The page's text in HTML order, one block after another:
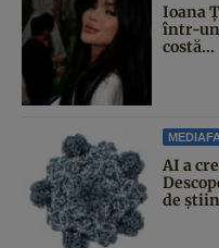
Ioana
într-un
costă...
AI a
de